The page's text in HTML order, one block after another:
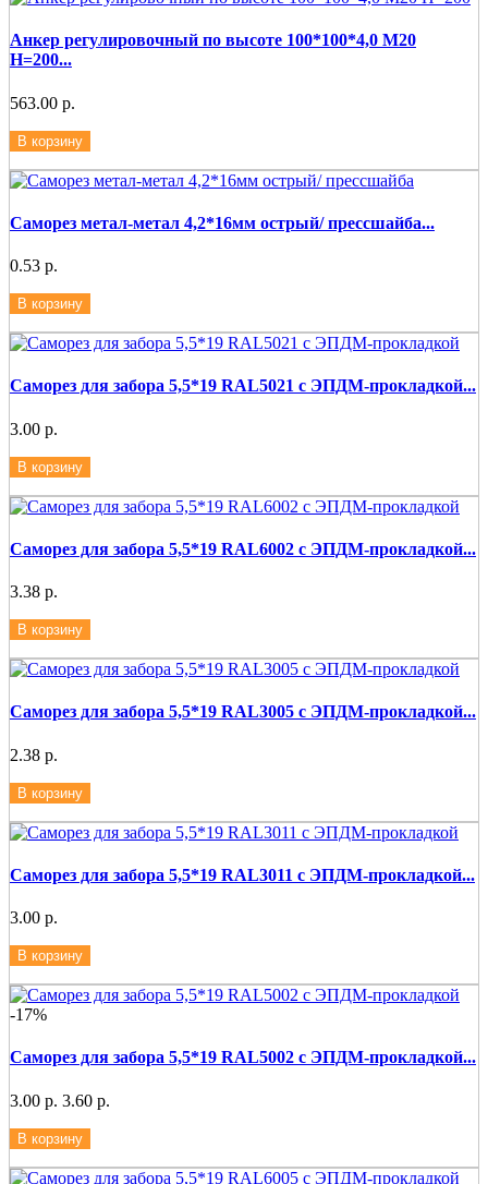
Анкер регулировочный по высоте 100*100*4,0 М20
Н=200...
563.00 р.
В корзину
Саморез метал-метал 4,2*16мм острый/ прессшайба...
0.53 р.
В корзину
Саморез для забора 5,5*19 RAL5021 с ЭПДМ-прокладкой...
3.00 р.
В корзину
Саморез для забора 5,5*19 RAL6002 с ЭПДМ-прокладкой...
3.38 р.
В корзину
Саморез для забора 5,5*19 RAL3005 с ЭПДМ-прокладкой...
2.38 р.
В корзину
Саморез для забора 5,5*19 RAL3011 с ЭПДМ-прокладкой...
3.00 р.
В корзину
-17%
Саморез для забора 5,5*19 RAL5002 с ЭПДМ-прокладкой...
3.00 р. 3.60 р.
В корзину